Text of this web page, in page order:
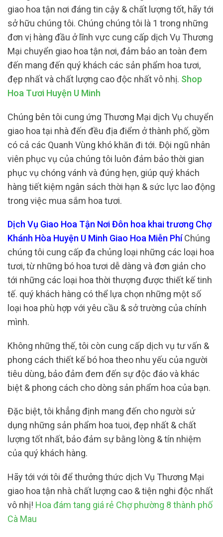
giao hoa tận nơi đáng tin cậy & chất lượng tốt, hãy tới
sở hữu chúng tôi. Chúng chúng tôi là 1 trong những
đơn vị hàng đầu ở lĩnh vực cung cấp dịch Vụ Thương
Mại chuyển giao hoa tận nơi, đảm bảo an toàn đem
đến mang đến quý khách các sản phẩm hoa tươi,
đẹp nhất và chất lượng cao độc nhất vô nhị. Shop
Hoa Tươi Huyện U Minh
Chúng bên tôi cung ứng Thương Mại dịch Vụ chuyển
giao hoa tại nhà đến đều địa điểm ở thành phố, gồm
có cả các Quanh Vùng khó khăn đi tới. Đội ngũ nhân
viên phục vụ của chúng tôi luôn đảm bảo thời gian
phục vụ chóng vánh và đúng hẹn, giúp quý khách
hàng tiết kiệm ngân sách thời hạn & sức lực lao động
trong việc mua sắm hoa tươi.
Dịch Vụ Giao Hoa Tận Nơi Đôn hoa khai trương Chợ
Khánh Hòa Huyện U Minh Giao Hoa Miễn PhíChúng
chúng tôi cung cấp đa chủng loại những các loại hoa
tươi, từ những bó hoa tươi dễ dàng và đơn giản cho
tới những các loại hoa thời thượng được thiết kế tinh
tế. quý khách hàng có thể lựa chọn những một số
loại hoa phù hợp với yêu cầu & sở trường của chính
mình.
Không những thế, tôi còn cung cấp dịch vụ tư vấn &
phong cách thiết kế bó hoa theo nhu yếu của người
tiêu dùng, bảo đảm đem đến sự độc đáo và khác
biệt & phong cách cho dòng sản phẩm hoa của bạn.
Đặc biệt, tôi khẳng định mang đến cho người sử
dụng những sản phẩm hoa tuoi, đẹp nhất & chất
lượng tốt nhất, bảo đảm sự bằng lòng & tín nhiệm
của quý khách hàng.
Hãy tới với tôi để thưởng thức dịch Vụ Thương Mại
giao hoa tận nhà chất lượng cao & tiện nghi độc nhất
vô nhị! Hoa đám tang giá rẻ Chợ phường 8 thành phố
Cà Mau